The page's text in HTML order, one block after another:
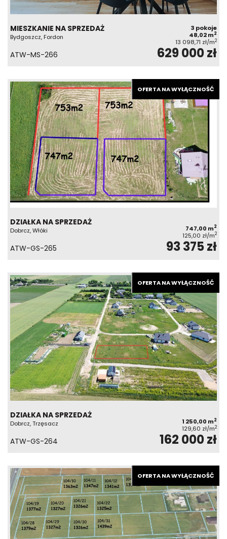
MIESZKANIE NA SPRZEDAŻ
Bydgoszcz, Fordon
3 pokoje
48,02 m2
13 098,71 zł/m2
ATW-MS-266 629 000 zł
OFERTA NA WYŁĄCZNOŚĆ
DZIAŁKA NA SPRZEDAŻ
Dobrcz, Włóki 747,00 m2
125,00 zł/m2
ATW-GS-265 93 375 zł
OFERTA NA WYŁĄCZNOŚĆ
DZIAŁKA NA SPRZEDAŻ
Dobrcz, Trzęsacz 1 250,00 m2
129,60 zł/m2
ATW-GS-264 162 000 zł
OFERTA NA WYŁĄCZNOŚĆ